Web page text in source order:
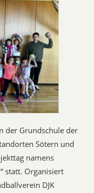
der Grundschule der
Sötern und
namens
statt. Organisiert
DJK